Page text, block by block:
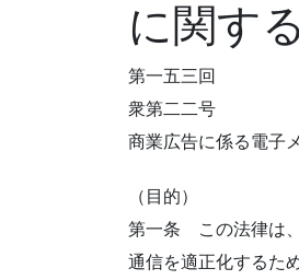
に関す
第一五三回
衆第二二号
商業広告に係る電子
（目的）
第一条 この法律は
通信を適正化するた